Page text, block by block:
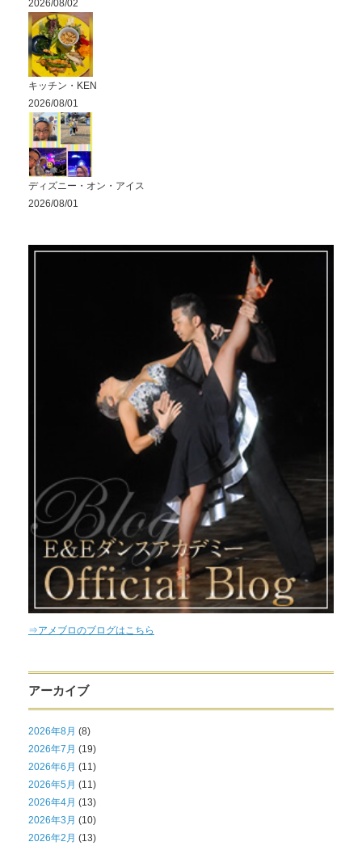
2026/08/02
キッチン・KEN
2026/08/01
ディズニー・オン・アイス
2026/08/01
⇒アメブロのブログはこちら
アーカイブ
2026年8月 (8)
2026年7月 (19)
2026年6月 (11)
2026年5月 (11)
2026年4月 (13)
2026年3月 (10)
2026年2月 (13)